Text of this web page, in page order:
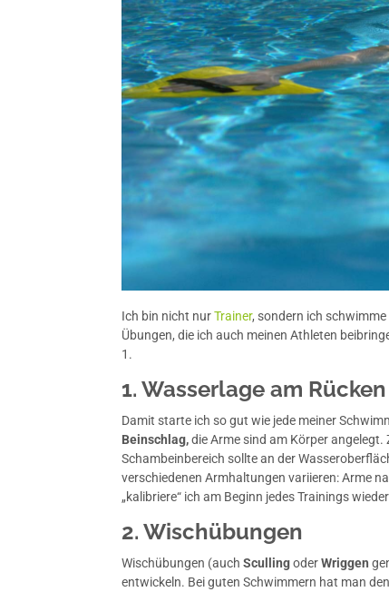
Ich bin nicht nurTrainer, sondern ich
Übungen, die ich auch meinen Athleten
1.
1. Wasserlage am Rücken
Damit starte ich so gut wie jede meiner
Beinschlag,die Arme sind am Körper
Schambeinbereich sollte an der
verschiedenen Armhaltungen variieren: Arme
„kalibriere“ ich am Beginn jedes Trainings
2. Wischübungen
Wischübungen (auchScullingoderWriggen
entwickeln. Bei guten Schwimmern hat man